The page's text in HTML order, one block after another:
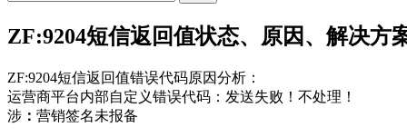
ZF:9204短信返回值状态、原因、解决方
ZF:9204短信返回值错误代码原因分析：
运营商平台内部自定义错误代码：发送失败！不处理！
涉 ： 营销签名未报备